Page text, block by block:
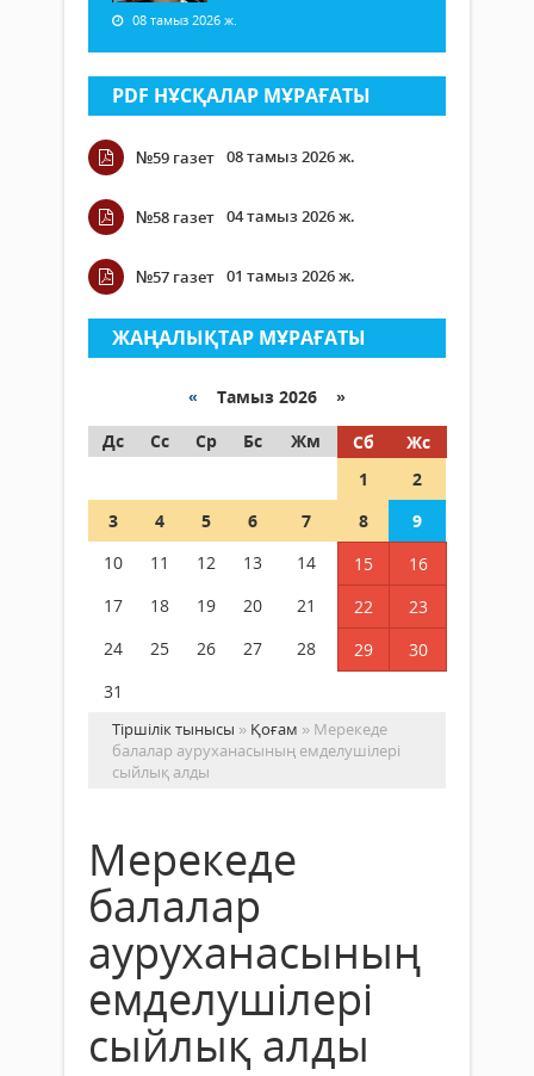
08 тамыз 2026 ж.
PDF НҰСҚАЛАР МҰРАҒАТЫ
№59 газет 08 тамыз 2026 ж.
№58 газет 04 тамыз 2026 ж.
№57 газет 01 тамыз 2026 ж.
ЖАҢАЛЫҚТАР МҰРАҒАТЫ
« Тамыз 2026 »
Дс
Сс Ср Бс Жм Сб
Жс
1
2
3
4 5 6 7 8
9
10
11 12 13 14 15
16
17
18 19 20 21 22
23
24
25 26 27 28 29
30
31
Тіршілік тынысы » Қоғам » Мерекеде
балалар ауруханасының емделушілері
сыйлық алды
Мерекеде
балалар
ауруханасының
емделушілері
сыйлық алды